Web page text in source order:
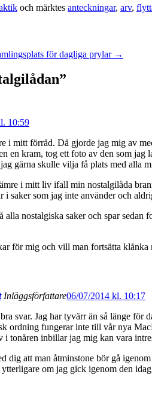
och märktes anteckningar, arv,
för dagliga prylar →
”
10:59
i mitt förråd. Då gjorde jag mig av
en kram, tog ett foto av den som jag
gärna skulle vilja få plats med alla
i mitt liv ifall min nostalgilåda
i saker som jag inte använder och
alla nostalgiska saker och spar
för mig och vill man fortsätta klånka
Inläggsförfattare06/07/2014 kl. 10:17
svar. Jag har tyvärr än så länge för
ordning fungerar inte till vår nya
i tonåren inbillar jag mig kan vara
dig att man åtminstone bör gå
om jag gick igenom den